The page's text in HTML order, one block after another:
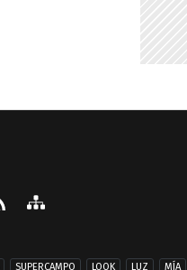
SUPERCAMPO LOOK LUZ MÍA